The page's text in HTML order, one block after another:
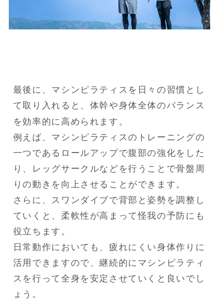
最後に、マシンピラティスを日々の習慣とし
て取り入れると、体幹や身体全体のバランス
を効率的に高められます。
例えば、マシンピラティスのトレーニングの
一つであるロールアップで腹部の強化をした
り、レッグサークルなどを行うことで骨盤周
りの動きを向上させることができます。
さらに、スワンダイブで背部と姿勢を調整し
ていくと、柔軟性が高まって怪我の予防にも
役立ちます。
日常動作においても、疲れにくい身体作りに
活用できますので、継続的にマシンピラティ
スを行って全身を安定させていくと良いでし
ょう。